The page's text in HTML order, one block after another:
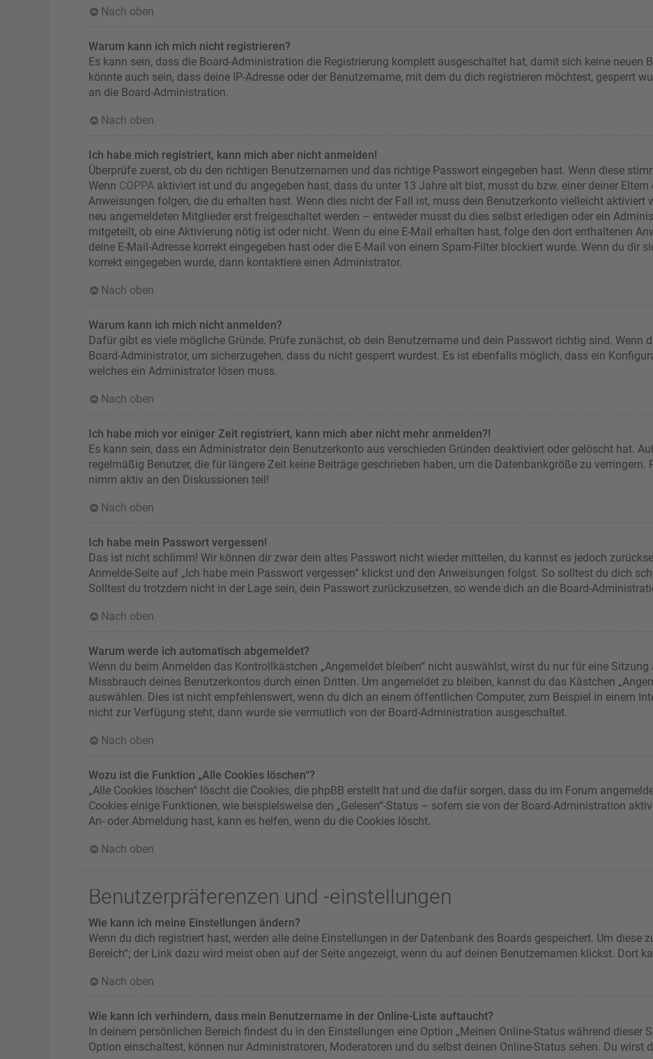
Nach oben
Warum kann ich mich nicht registrieren?
Es kann sein, dass die Board-Administration die Registrierung komplett ausgeschaltet hat, damit sich keine neuen
könnte auch sein, dass deine IP-Adresse oder der Benutzername, mit dem du dich registrieren möchtest, gesperrt
an die Board-Administration.
Nach oben
Ich habe mich registriert, kann mich aber nicht anmelden!
Überprüfe zuerst, ob du den richtigen Benutzernamen und das richtige Passwort eingegeben hast. Wenn diese
Wenn COPPA aktiviert ist und du angegeben hast, dass du unter 13 Jahre alt bist, musst du bzw. einer deiner
Anweisungen folgen, die du erhalten hast. Wenn dies nicht der Fall ist, muss dein Benutzerkonto vielleicht aktiviert
neu angemeldeten Mitglieder erst freigeschaltet werden – entweder musst du dies selbst erledigen oder ein
mitgeteilt, ob eine Aktivierung nötig ist oder nicht. Wenn du eine E-Mail erhalten hast, folge den dort enthaltenen
deine E-Mail-Adresse korrekt eingegeben hast oder die E-Mail von einem Spam-Filter blockiert wurde. Wenn du dir
korrekt eingegeben wurde, dann kontaktiere einen Administrator.
Nach oben
Warum kann ich mich nicht anmelden?
Dafür gibt es viele mögliche Gründe. Prüfe zunächst, ob dein Benutzername und dein Passwort richtig sind. Wenn
Board-Administrator, um sicherzugehen, dass du nicht gesperrt wurdest. Es ist ebenfalls möglich, dass ein
welches ein Administrator lösen muss.
Nach oben
Ich habe mich vor einiger Zeit registriert, kann mich aber nicht mehr anmelden?!
Es kann sein, dass ein Administrator dein Benutzerkonto aus verschieden Gründen deaktiviert oder gelöscht hat.
regelmäßig Benutzer, die für längere Zeit keine Beiträge geschrieben haben, um die Datenbankgröße zu verringern.
nimm aktiv an den Diskussionen teil!
Nach oben
Ich habe mein Passwort vergessen!
Das ist nicht schlimm! Wir können dir zwar dein altes Passwort nicht wieder mitteilen, du kannst es jedoch
Anmelde-Seite auf „Ich habe mein Passwort vergessen“ klickst und den Anweisungen folgst. So solltest du dich
Solltest du trotzdem nicht in der Lage sein, dein Passwort zurückzusetzen, so wende dich an die Board-
Nach oben
Warum werde ich automatisch abgemeldet?
Wenn du beim Anmelden das Kontrollkästchen „Angemeldet bleiben“ nicht auswählst, wirst du nur für eine
Missbrauch deines Benutzerkontos durch einen Dritten. Um angemeldet zu bleiben, kannst du das Kästchen
auswählen. Dies ist nicht empfehlenswert, wenn du dich an einem öffentlichen Computer, zum Beispiel in einem
nicht zur Verfügung steht, dann wurde sie vermutlich von der Board-Administration ausgeschaltet.
Nach oben
Wozu ist die Funktion „Alle Cookies löschen“?
„Alle Cookies löschen“ löscht die Cookies, die phpBB erstellt hat und die dafür sorgen, dass du im Forum
Cookies einige Funktionen, wie beispielsweise den „Gelesen“-Status – sofern sie von der Board-Administration
An- oder Abmeldung hast, kann es helfen, wenn du die Cookies löscht.
Nach oben
Benutzerpräferenzen und -einstellungen
Wie kann ich meine Einstellungen ändern?
Wenn du dich registriert hast, werden alle deine Einstellungen in der Datenbank des Boards gespeichert. Um diese
Bereich“; der Link dazu wird meist oben auf der Seite angezeigt, wenn du auf deinen Benutzernamen klickst. Dort
Nach oben
Wie kann ich verhindern, dass mein Benutzername in der Online-Liste auftaucht?
In deinem persönlichen Bereich findest du in den Einstellungen eine Option „Meinen Online-Status während dieser
Option einschaltest, können nur Administratoren, Moderatoren und du selbst deinen Online-Status sehen. Du wirst